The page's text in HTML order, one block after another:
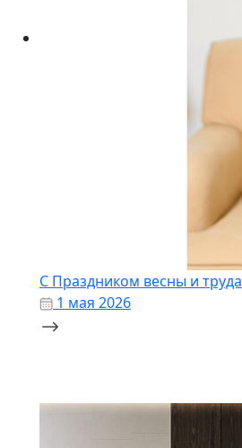
С Праздником весны и труда
1 мая 2026